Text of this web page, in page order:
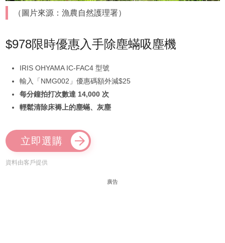
（圖片來源：漁農自然護理署）
$978限時優惠入手除塵蟎吸塵機
IRIS OHYAMA IC-FAC4 型號
輸入「NMG002」優惠碼額外減$25
每分鐘拍打次數達 14,000 次
輕鬆清除床褥上的塵蟎、灰塵
立即選購
資料由客戶提供
廣告